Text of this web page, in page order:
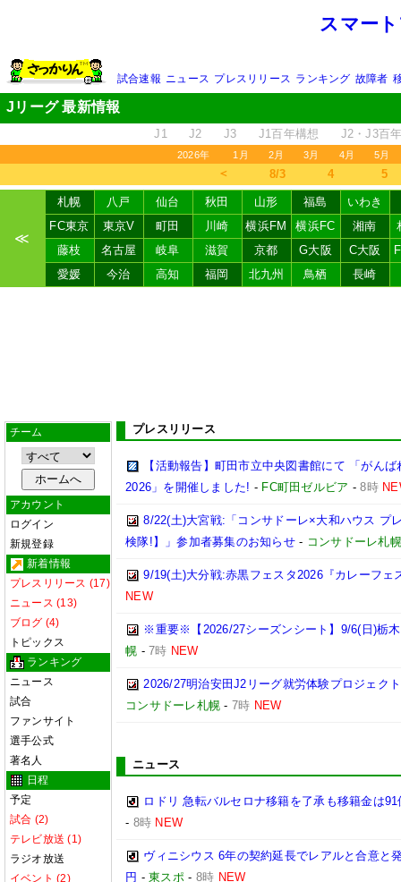
スマー
試合速報 ニュース プレスリリース ランキング 故障者
Jリーグ 最新情報
J1 J2 J3 J1百年構想 J2・J3百
2026年 1月 2月 3月 4月 5月
＜ 8/3 4 5
≪
札幌 八戸 仙台 秋田 山形 福島
いわき
FC東京
東京V 町田 川崎 横浜FM 横浜FC 湘南
藤枝
名古屋 岐阜 滋賀 京都 G大阪 C大阪
愛媛
今治 高知 福岡 北九州 鳥栖 長崎
チーム
アカウント
ログイン
新規登録
新着情報
プレスリリース (17)
ニュース (13)
ブログ (4)
トピックス
ランキング
ニュース
試合
ファンサイト
選手公式
著名人
日程
予定
試合 (2)
テレビ放送 (1)
ラジオ放送
イベント (2)
プレスリリース
【活動報告】町田市立中央図書館にて 「がん
2026」を開催しました! - FC町田ゼルビア -8時
8/22(土)大宮戦:「コンサドーレ×大和ハウス プ
検隊!】」参加者募集のお知らせ - コンサドーレ札幌
9/19(土)大分戦:赤黒フェスタ2026『カレーフェ
NEW
※重要※【2026/27シーズンシート】9/6(日)栃
幌 -7時 NEW
2026/27明治安田J2リーグ就労体験プロジェク
コンサドーレ札幌 - 7時 NEW
ニュース
ロドリ 急転バルセロナ移籍を了承も移籍金は
- 8時 NEW
ヴィニシウス 6年の契約延長でレアルと合意
円 -東スポ- 8時 NEW